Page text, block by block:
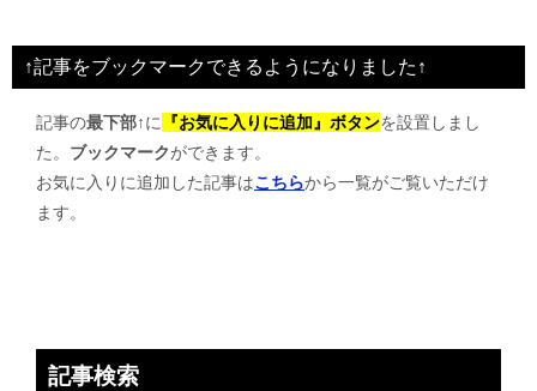
↑記事をブックマークできるようになりました↑
記事の最下部↑に 『お気に入りに追加』ボタンを設置しまし
た。 ブックマークができます。
お気に入りに追加した記事はこちらから一覧がご覧いただけ
ます。
記事検索